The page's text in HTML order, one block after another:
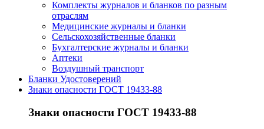
Комплекты журналов и бланков по разным
отраслям
Медицинские журналы и бланки
Сельскохозяйственные бланки
Бухгалтерские журналы и бланки
Аптеки
Воздушный транспорт
Бланки Удостоверений
Знаки опасности ГОСТ 19433-88
Знаки опасности ГОСТ 19433-88